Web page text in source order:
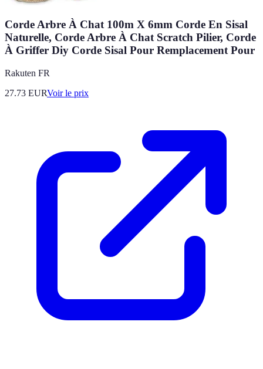
Corde Arbre À Chat 100m X 6mm Corde En Sisal
Naturelle, Corde Arbre À Chat Scratch Pilier, Corde
À Griffer Diy Corde Sisal Pour Remplacement Pour
Rakuten FR
27.73 EURVoir le prix